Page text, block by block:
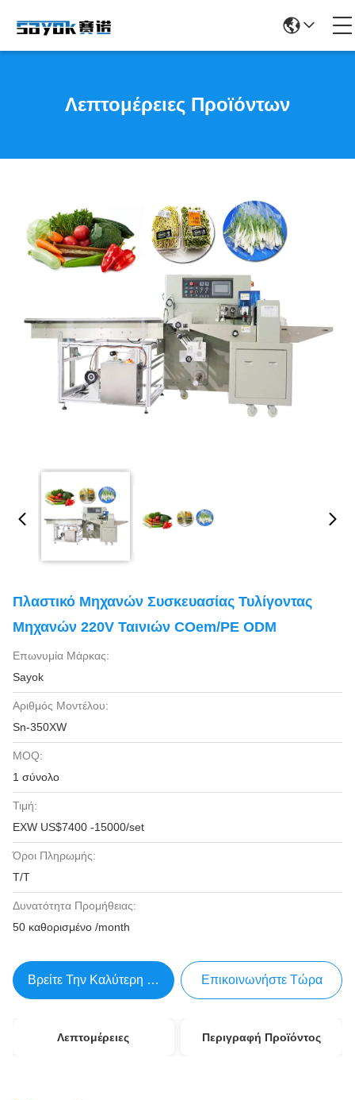
Λεπτομέρειες Προϊόντων
Πλαστικό Μηχανών Συσκευασίας Τυλίγοντας
Μηχανών 220V Ταινιών COem/PE ODM
Επωνυμία Μάρκας:
Sayok
Αριθμός Μοντέλου:
Sn-350XW
MOQ:
1 σύνολο
Τιμή:
EXW US$7400 -15000/set
Όροι Πληρωμής:
T/T
Δυνατότητα Προμήθειας:
50 καθορισμένο /month
Βρείτε Την Καλύτερη Τιμή Επικοινωνήστε Τώρα
Λεπτομέρειες Περιγραφή Προϊόντος